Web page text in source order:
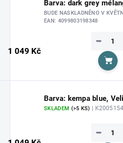
Barva: dark grey
BUDE NASKLADNĚNO V
EAN: 4099803198348
1 049 Kč
−
Do
Barva: kempa blue,
SKLADEM (>5 KS) |
−